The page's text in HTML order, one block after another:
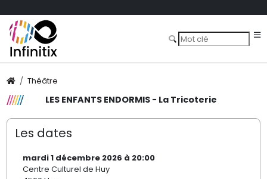
Théâtre
LES ENFANTS ENDORMIS - La Tricoterie
Les dates
mardi 1 décembre 2026 à 20:00
Centre Culturel de Huy